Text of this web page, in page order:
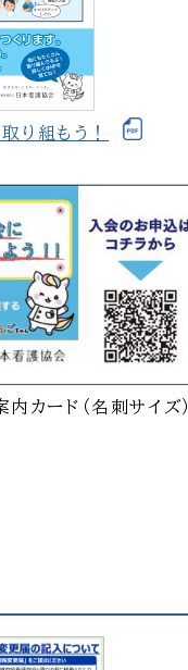
り組もう！
カード（名刺サイズ）